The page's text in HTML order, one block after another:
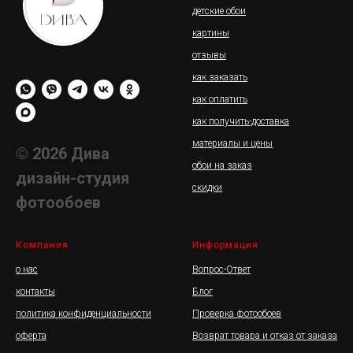
© 2026 Дива
дизайн-студия
фотообоев
детские обои
картины
отзывы
как заказать
как оплатить
как получить-доставка
материалы и цены
обои на заказ
скидки
Компания
о нас
контакты
политика конфиденциальности
оферта
Информация
Вопрос-Ответ
Блог
Проверка фотообоев
Возврат товара и отказ от заказа